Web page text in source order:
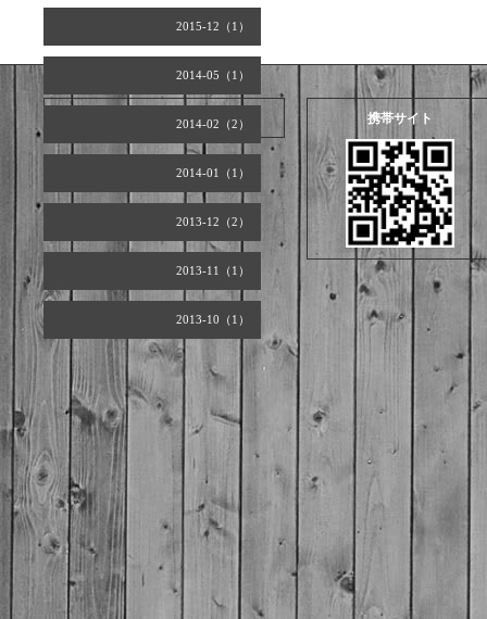
2015-12（1）
2014-05（1）
2014-02（2）
2014-01（1）
2013-12（2）
2013-11（1）
2013-10（1）
2026.08.06 Thursday 携帯サイト